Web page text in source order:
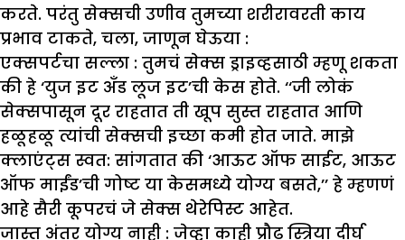
करते. परंतु सेक्सची उणीव तुमच्या शरीरावरती काय
प्रभाव टाकते, चला, जाणून घेऊया :
एक्सपर्टचा सल्ला : तुमचं सेक्स ड्राइव्हसाठी म्हणू शकता
की हे ‘युज इट अँड लूज इट’ची केस होते. ‘‘जी लोकं
सेक्सपासून दूर राहतात ती खूप सुस्त राहतात आणि
हळूहळू त्यांची सेक्सची इच्छा कमी होत जाते. माझे
क्लाएंट्स स्वत: सांगतात की ‘आऊट ऑफ साईट, आऊट
ऑफ माईंड’ची गोष्ट या केसमध्ये योग्य बसते,’’ हे म्हणणं
आहे सैरी कूपरचं जे सेक्स थेरेपिस्ट आहेत.
जास्त अंतर योग्य नाही : जेव्हा काही प्रौढ स्त्रिया दीर्घ